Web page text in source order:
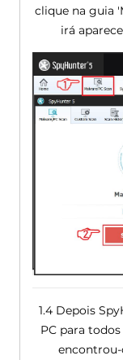
clique na guia
irá
1.4 Depois
PC para